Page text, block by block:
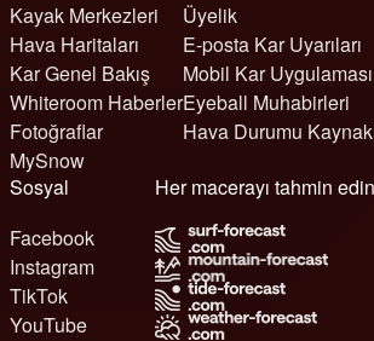
Kayak Merkezleri
Hava Haritaları
Kar Genel Bakış
Whiteroom Haberler
Fotoğraflar
MySnow
Üyelik
E-posta Kar Uyarıları
Mobil Kar Uygulaması
Eyeball Muhabirleri
Hava Durumu
Sosyal
Facebook
Instagram
TikTok
YouTube
Her macerayı tahmin edin